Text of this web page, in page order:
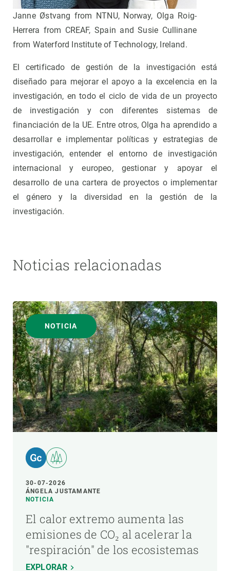
Janne Østvang from NTNU, Norway, Olga Roig-
Herrera from CREAF, Spain and Susie Cullinane
from Waterford Institute of Technology, Ireland.
El certificado de gestión de la investigación está
diseñado para mejorar el apoyo a la excelencia en la
investigación, en todo el ciclo de vida de un proyecto
de investigación y con diferentes sistemas de
financiación de la UE. Entre otros, Olga ha aprendido a
desarrollar e implementar políticas y estrategias de
investigación, entender el entorno de investigación
internacional y europeo, gestionar y apoyar el
desarrollo de una cartera de proyectos o implementar
el género y la diversidad en la gestión de la
investigación.
Noticias relacionadas
NOTICIA
30-07-2026
ÁNGELA JUSTAMANTE
NOTICIA
El calor extremo aumenta las
emisiones de CO₂ al acelerar la
"respiración" de los ecosistemas
EXPLORAR